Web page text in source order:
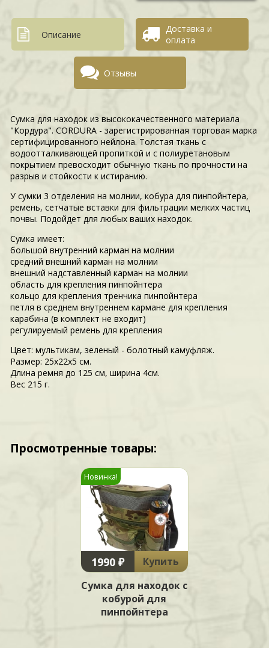
Описание
Доставка и
оплата
Отзывы
Сумка для находок из высококачественного материала
"Кордура". CORDURA - зарегистрированная торговая марка
сертифицированного нейлона. Толстая ткань с
водоотталкивающей пропиткой и с полиуретановым
покрытием превосходит обычную ткань по прочности на
разрыв и стойкости к истиранию.
У сумки 3 отделения на молнии, кобура для пинпойнтера,
ремень, сетчатые вставки для фильтрации мелких частиц
почвы. Подойдет для любых ваших находок.
Сумка имеет:
большой внутренний карман на молнии
средний внешний карман на молнии
внешний надставленный карман на молнии
область для крепления пинпойнтера
кольцо для крепления тренчика пинпойнтера
петля в среднем внутреннем кармане для крепления
карабина (в комплект не входит)
регулируемый ремень для крепления
Цвет: мультикам, зеленый - болотный камуфляж.
Размер: 25х22x5 см.
Длина ремня до 125 см, ширина 4см.
Вес 215 г.
Просмотренные товары:
Новинка!
1990 ₽
Купить
Сумка для находок с
кобурой для
пинпойнтера